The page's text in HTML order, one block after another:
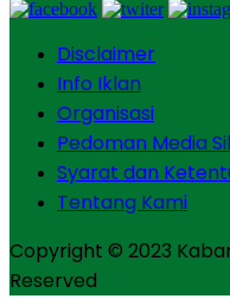
Disclaimer
Info Iklan
Organisasi
Pedoman Media
Syarat dan
Tentang Kami
Copyright © 2023
Reserved